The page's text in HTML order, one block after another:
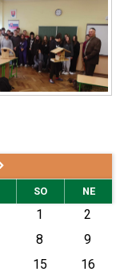
SO NE
1
2
8
9
15
16